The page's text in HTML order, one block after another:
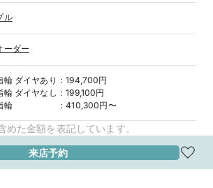
ル
ーダー
輪 ダイヤあり ：194,700円
輪 ダイヤなし ：199,100円
輪
：410,300円〜
た金額を表記しています。
来店予約